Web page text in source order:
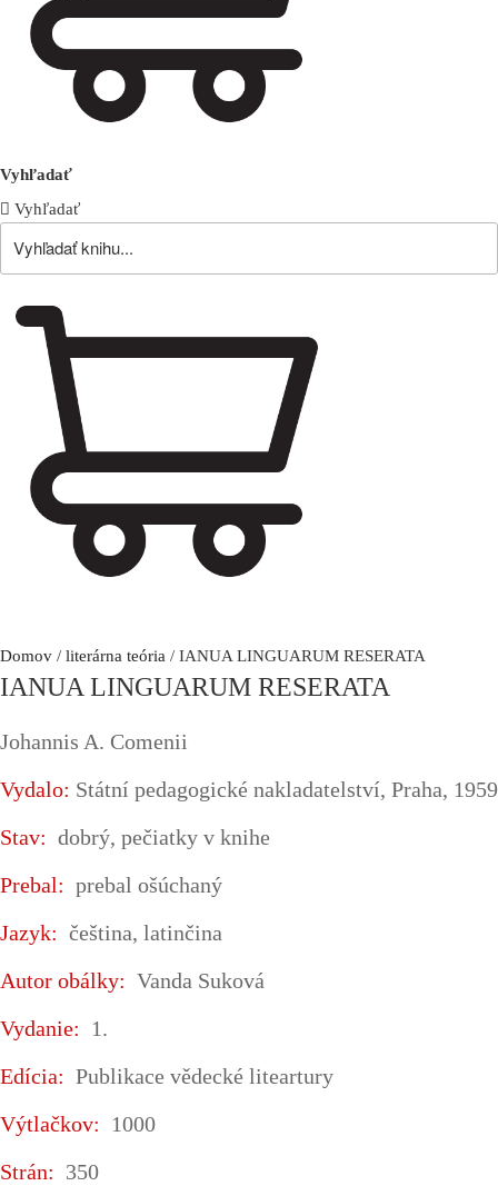
Vyhľadať
Vyhľadať
Domov / literárna teória / IANUA LINGUARUM RESERATA
IANUA LINGUARUM RESERATA
Johannis A. Comenii
Vydalo: Státní pedagogické nakladatelství, Praha, 1959
Stav: dobrý, pečiatky v knihe
Prebal: prebal ošúchaný
Jazyk: čeština, latinčina
Autor obálky: Vanda Suková
Vydanie: 1.
Edícia: Publikace vědecké liteartury
Výtlačkov: 1000
Strán: 350